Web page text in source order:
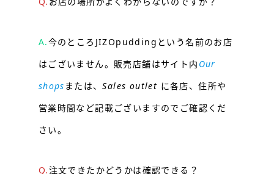
A.今のところJIZOpuddingという名前のお店
はございません。販売店舗はサイト内 Our
shops または、Sales outlet に各店、住所や
営業時間など記載ございますのでご確認くだ
さい。
Q.注文できたかどうかは確認できる？